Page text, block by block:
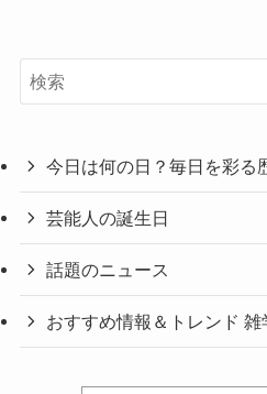
今日は何の日？毎日を彩る
芸能人の誕生日
話題のニュース
おすすめ情報＆トレンド 雑